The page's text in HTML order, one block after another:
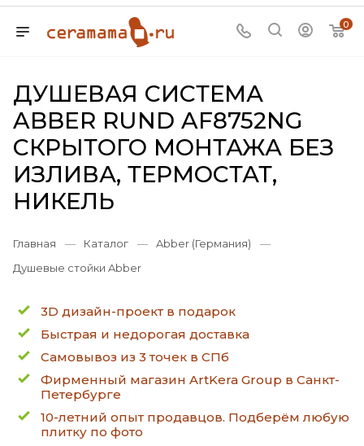
0
ДУШЕВАЯ СИСТЕМА
ABBER RUND AF8752NG
СКРЫТОГО МОНТАЖА БЕЗ
ИЗЛИВА, ТЕРМОСТАТ,
НИКЕЛЬ
Главная — Каталог — Abber (Германия)
—
Душевые стойки Abber
3D дизайн-проект в подарок
Быстрая и недорогая доставка
Самовывоз из 3 точек в СПб
Фирменный магазин ArtKera Group в Санкт-
Петербурге
10-летний опыт продавцов. Подберём любую
плитку по фото